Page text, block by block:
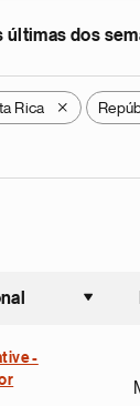
últimas dos
Rica X
-